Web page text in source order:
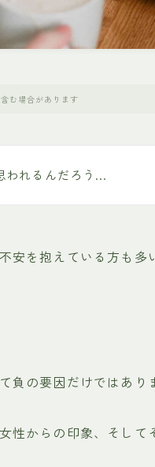
む場合があります
われるんだろう…
安を抱えている方も多
負の要因だけではあり
性からの印象、そして